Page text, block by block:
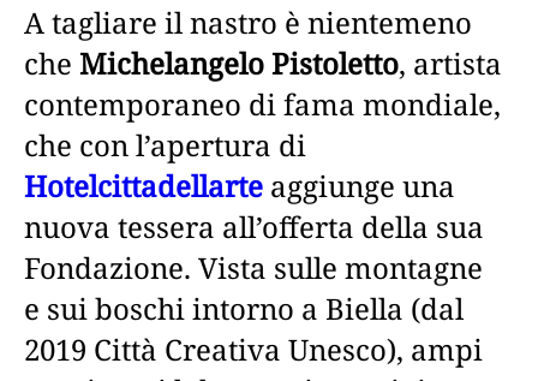
A tagliare il nastro è nientemeno
che Michelangelo Pistoletto, artista
contemporaneo di fama mondiale,
che con l’apertura di
Hotelcittadellarte aggiunge una
nuova tessera all’offerta della sua
Fondazione. Vista sulle montagne
e sui boschi intorno a Biella (dal
2019 Città Creativa Unesco), ampi